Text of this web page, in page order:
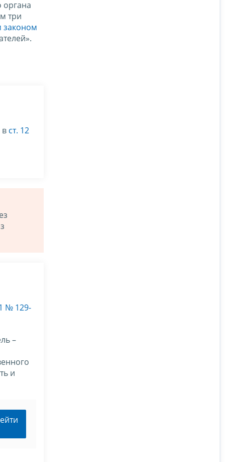
органа
три
в ст. 12
№ 129-
–
и